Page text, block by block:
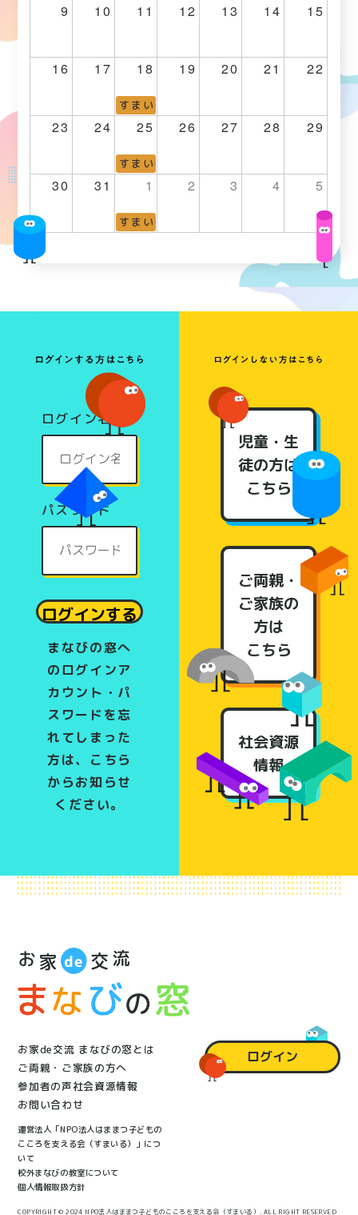
9 10 11 12 13 14 15
16 17 18 19 20 21 22
すまいる子ども広場
23 24 25 26 27 28 29
すまいる子ども広場
30 31 1 2 3 4 5
すまいる子ども広場
ログイン名
パスワード
まなびの窓へ
のログインア
カウント・パ
スワードを忘
れてしまった
方は、こちら
からお知らせ
ください。
児童・生
徒の方は
こちら
ご両親・
ご家族の
方は
こちら
社会資源
情報
お家de交流 まなびの窓とは
ご両親・ご家族の方へ
参加者の声社会資源情報
お問い合わせ
運営法人「NPO法人はままつ子どもの
こころを支える会（すまいる）」につ
いて
校外まなびの教室について
個人情報取扱方針
ログイン
COPYRIGHT © 2024 NPO法人はままつ子どものこころを支える会（すまいる）. ALL RIGHT RESERVED